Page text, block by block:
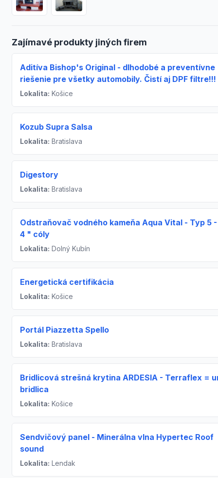
Zajímavé produkty jiných firem
Aditíva Bishop's Original - dlhodobé a preventívne
riešenie pre všetky automobily. Čistí aj DPF filtre!!!
Lokalita: Košice
Kozub Supra Salsa
Lokalita: Bratislava
Digestory
Lokalita: Bratislava
Odstraňovač vodného kameňa Aqua Vital - Typ 5
4 " cóly
Lokalita: Dolný Kubín
Energetická certifikácia
Lokalita: Košice
Portál Piazzetta Spello
Lokalita: Bratislava
Bridlicová strešná krytina ARDESIA - Terraflex =
bridlica
Lokalita: Košice
Sendvičový panel - Minerálna vlna Hypertec Roof
sound
Lokalita: Lendak